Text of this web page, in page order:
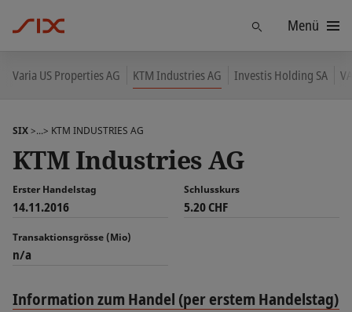
FindenMenü
Varia US Properties AG KTM Industries AG Investis Holding SA
SIX>...> KTM INDUSTRIES AG
KTM Industries AG
Erster Handelstag
14.11.2016
Schlusskurs
5.20 CHF
Transaktionsgrösse (Mio)
n/a
Information zum Handel (per erstem Handelstag)